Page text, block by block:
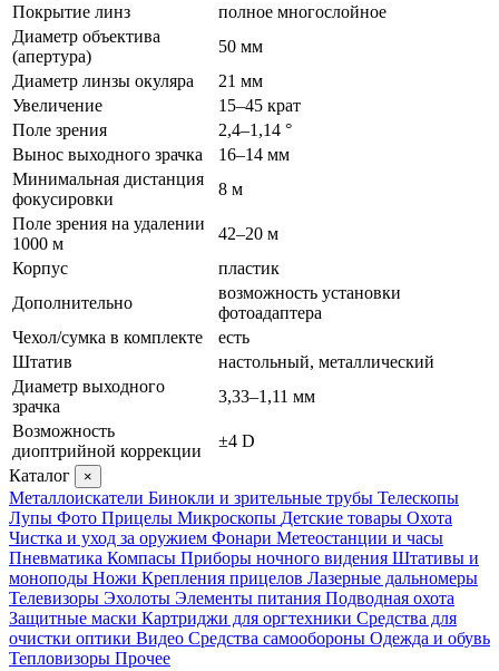
Покрытие линз
полное многослойное
Диаметр объектива
(апертура)
50 мм
Диаметр линзы окуляра
21 мм
Увеличение
15–45 крат
Поле зрения
2,4–1,14 °
Вынос выходного зрачка
16–14 мм
Минимальная дистанция
фокусировки
8 м
Поле зрения на удалении
1000 м
42–20 м
Корпус
пластик
Дополнительно
возможность установки
фотоадаптера
Чехол/сумка в комплекте
есть
Штатив
настольный, металлический
Диаметр выходного
зрачка
3,33–1,11 мм
Возможность
диоптрийной коррекции
±4 D
Каталог
×
Металлоискатели Бинокли и зрительные трубы Телескопы
Лупы Фото Прицелы Микроскопы Детские товары Охота
Чистка и уход за оружием Фонари Метеостанции и часы
Пневматика Компасы Приборы ночного видения Штативы и
моноподы Ножи Крепления прицелов Лазерные дальномеры
Телевизоры Эхолоты Элементы питания Подводная охота
Защитные маски Картриджи для оргтехники Средства для
очистки оптики Видео Средства самообороны Одежда и обувь
Тепловизоры Прочее